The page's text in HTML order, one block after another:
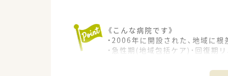
《こんな病院です》
・2006年に開設された、地域に根
・急性期(地域包括ケア)・回復期
・MRIを導入しており、地域ク